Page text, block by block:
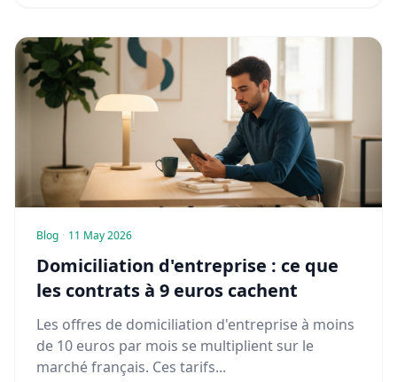
Blog · 11 May 2026
Domiciliation d'entreprise : ce que
les contrats à 9 euros cachent
Les offres de domiciliation d'entreprise à moins
de 10 euros par mois se multiplient sur le
marché français. Ces tarifs...